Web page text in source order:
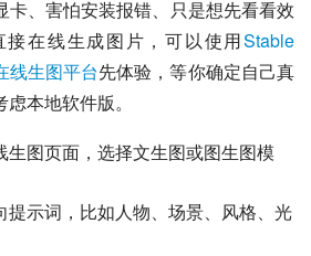
卡、害怕安装报错、只是想先看看效
在线生成图片，可以使用Stable
线生图平台先体验，等你确定自己真
本地软件版。
生图页面，选择文生图或图生图模
提示词，比如人物、场景、风格、光